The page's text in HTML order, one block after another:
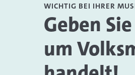
WICHTIG BEI IHRER
Geben
um